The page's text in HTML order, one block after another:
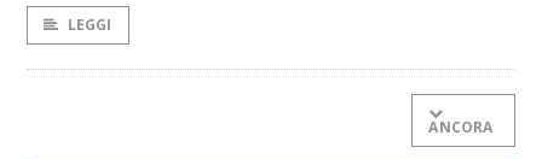
LEGGI
ANCORA